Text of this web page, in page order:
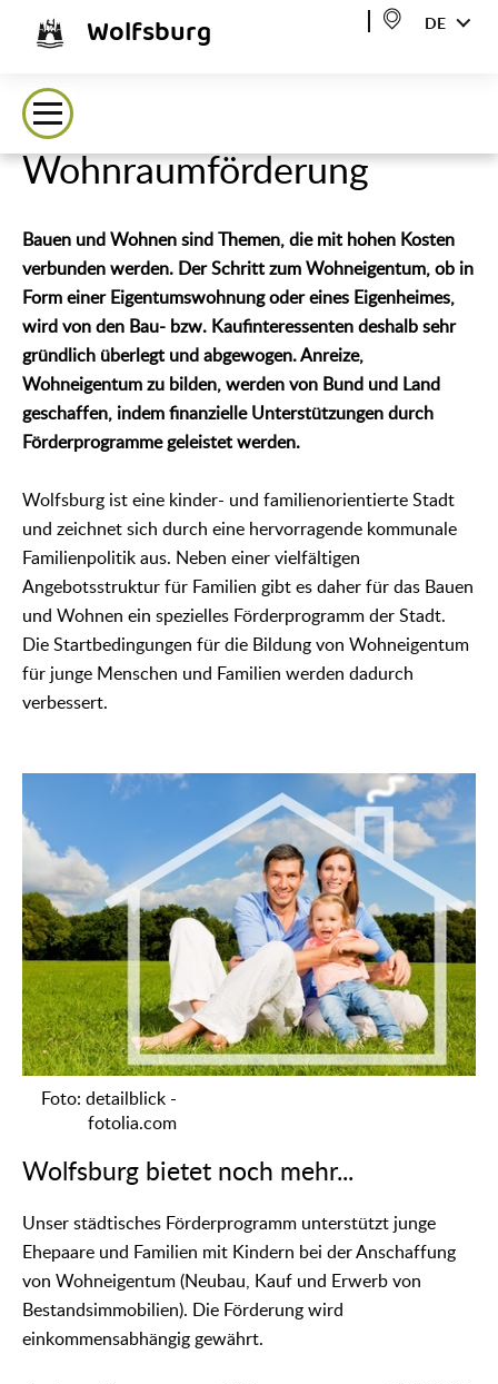
Wolfsburg DE
Wohnraumförderung
Bauen und Wohnen sind Themen, die mit hohen Kosten
verbunden werden. Der Schritt zum Wohneigentum, ob in
Form einer Eigentumswohnung oder eines Eigenheimes,
wird von den Bau- bzw. Kaufinteressenten deshalb sehr
gründlich überlegt und abgewogen. Anreize,
Wohneigentum zu bilden, werden von Bund und Land
geschaffen, indem finanzielle Unterstützungen durch
Förderprogramme geleistet werden.
Wolfsburg ist eine kinder- und familienorientierte Stadt
und zeichnet sich durch eine hervorragende kommunale
Familienpolitik aus. Neben einer vielfältigen
Angebotsstruktur für Familien gibt es daher für das Bauen
und Wohnen ein spezielles Förderprogramm der Stadt.
Die Startbedingungen für die Bildung von Wohneigentum
für junge Menschen und Familien werden dadurch
verbessert.
Foto: detailblick -
fotolia.com
Wolfsburg bietet noch mehr...
Unser städtisches Förderprogramm unterstützt junge
Ehepaare und Familien mit Kindern bei der Anschaffung
von Wohneigentum (Neubau, Kauf und Erwerb von
Bestandsimmobilien). Die Förderung wird
einkommensabhängig gewährt.